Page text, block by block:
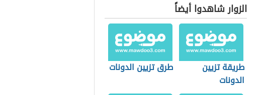
الزوار شاهدوا أيضاً
طريقة تزيين
الدونات
طرق تزيين الدونات